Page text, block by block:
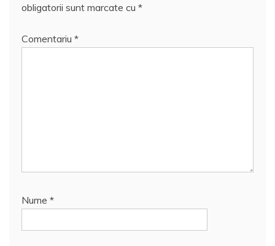
obligatorii sunt marcate cu *
Comentariu *
Nume *